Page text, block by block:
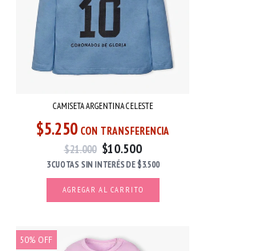
CAMISETA ARGENTINA CELESTE
$5.250 CON TRANSFERENCIA
$21.000 $10.500
3 CUOTAS SIN INTERÉSDE$3.500
AGREGAR AL CARRITO
50%OFF